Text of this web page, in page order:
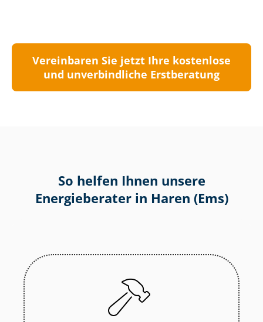
Vereinbaren Sie jetzt Ihre kostenlose
und unverbindliche Erstberatung
So helfen Ihnen unsere
Energieberater in Haren (Ems)